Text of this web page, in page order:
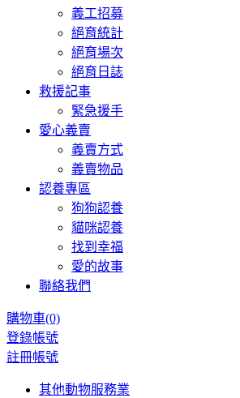
義工招募
絕育統計
絕育場次
絕育日誌
救援記事
緊急援手
愛心義賣
義賣方式
義賣物品
認養專區
狗狗認養
貓咪認養
找到幸福
愛的故事
聯絡我們
購物車(0)
登錄帳號
註冊帳號
其他動物服務業